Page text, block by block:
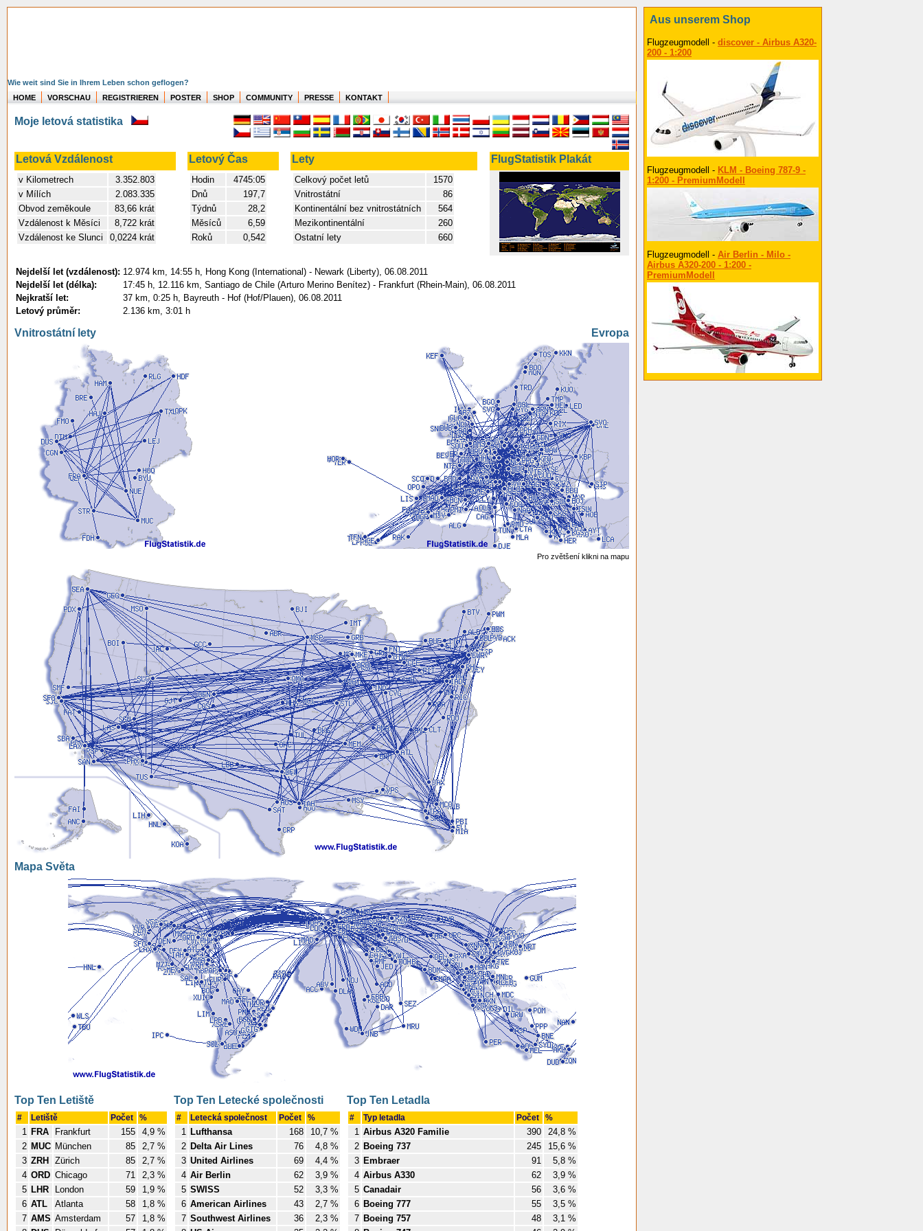
Wie weit sind Sie in Ihrem Leben schon geflogen?
HOME
VORSCHAU REGISTRIEREN POSTER SHOP COMMUNITY PRESSE KONTAKT
Moje letová statistika
Letová Vzdálenost Letový Čas Lety FlugStatistik Plakát
v Kilometrech
3.352.803
v Mílích
2.083.335
Obvod zeměkoule
83,66 krát
Vzdálenost k Měsíci
8,722 krát
Vzdálenost ke Slunci
0,0224 krát
Hodin
4745:05
Dnů
197,7
Týdnů
28,2
Měsíců
6,59
Roků
0,542
Celkový počet letů
1570
Vnitrostátní
86
Kontinentální bez vnitrostátních
564
Mezikontinentální
260
Ostatní lety
660
Nejdelší let (vzdálenost): 12.974 km, 14:55 h, Hong Kong (International) - Newark (Liberty), 06.08.2011
Nejdelší let (délka):
17:45 h, 12.116 km, Santiago de Chile (Arturo Merino Benítez) - Frankfurt (Rhein-Main), 06.08.2011
Nejkratší let:
37 km, 0:25 h, Bayreuth - Hof (Hof/Plauen), 06.08.2011
Letový průměr:
2.136 km, 3:01 h
Vnitrostátní lety Evropa
Pro zvětšení klikni na mapu
Mapa Světa
Top Ten Letiště
# Letiště Počet %
1 FRA Frankfurt 155
4,9 %
2 MUC München 85
2,7 %
3 ZRH Zürich 85
2,7 %
4 ORD Chicago 71
2,3 %
5 LHR London 59
1,9 %
6 ATL Atlanta 58
1,8 %
7 AMS Amsterdam 57
1,8 %
Top Ten Letecké společnosti
# Letecká společnost Počet %
1 Lufthansa 168
10,7 %
2 Delta Air Lines 76
4,8 %
3 United Airlines 69
4,4 %
4 Air Berlin 62
3,9 %
5 SWISS 52
3,3 %
6 American Airlines 43
2,7 %
7 Southwest Airlines 36
2,3 %
Top Ten Letadla
# Typ letadla Počet %
1 Airbus A320 Familie 390
24,8 %
2 Boeing 737 245
15,6 %
3 Embraer 91
5,8 %
4 Airbus A330 62
3,9 %
5 Canadair 56
3,6 %
6 Boeing 777 55
3,5 %
7 Boeing 757 48
3,1 %
Aus unserem Shop
Flugzeugmodell - discover - Airbus A320-
200 - 1:200
Flugzeugmodell - KLM - Boeing 787-9 -
1:200 - PremiumModell
Flugzeugmodell - Air Berlin - Milo -
Airbus A320-200 - 1:200 -
PremiumModell